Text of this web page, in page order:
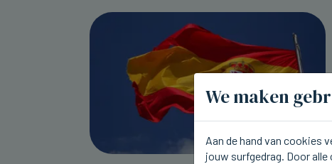
We maken
Aan de hand van cookies
jouw surfgedrag. Door